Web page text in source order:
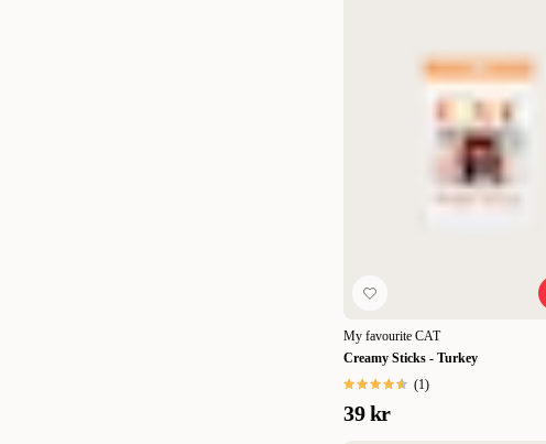
My favourite CAT
Creamy Sticks - Turkey
(1)
39 kr